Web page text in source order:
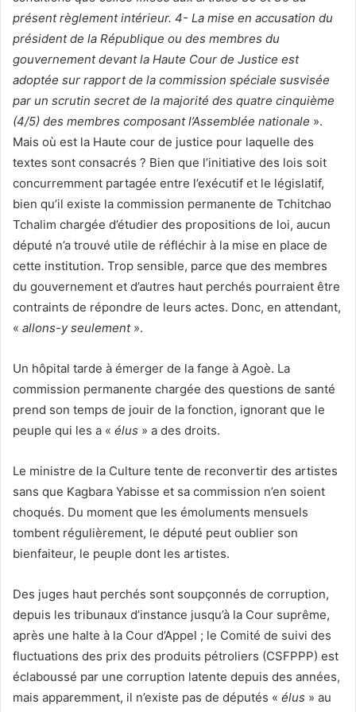
présent règlement intérieur. 4- La mise en accusation du
président de la République ou des membres du
gouvernement devant la Haute Cour de Justice est
adoptée sur rapport de la commission spéciale susvisée
par un scrutin secret de la majorité des quatre cinquième
(4/5) des membres composant l’Assemblée nationale ».
Mais où est la Haute cour de justice pour laquelle des
textes sont consacrés ? Bien que l’initiative des lois soit
concurremment partagée entre l’exécutif et le législatif,
bien qu’il existe la commission permanente de Tchitchao
Tchalim chargée d’étudier des propositions de loi, aucun
député n’a trouvé utile de réfléchir à la mise en place de
cette institution. Trop sensible, parce que des membres
du gouvernement et d’autres haut perchés pourraient être
contraints de répondre de leurs actes. Donc, en attendant,
« allons-y seulement».
Un hôpital tarde à émerger de la fange à Agoè. La
commission permanente chargée des questions de santé
prend son temps de jouir de la fonction, ignorant que le
peuple qui les a « élus » a des droits.
Le ministre de la Culture tente de reconvertir des artistes
sans que Kagbara Yabisse et sa commission n’en soient
choqués. Du moment que les émoluments mensuels
tombent régulièrement, le député peut oublier son
bienfaiteur, le peuple dont les artistes.
Des juges haut perchés sont soupçonnés de corruption,
depuis les tribunaux d’instance jusqu’à la Cour suprême,
après une halte à la Cour d’Appel ; le Comité de suivi des
fluctuations des prix des produits pétroliers (CSFPPP) est
éclaboussé par une corruption latente depuis des années,
mais apparemment, il n’existe pas de députés « élus » au